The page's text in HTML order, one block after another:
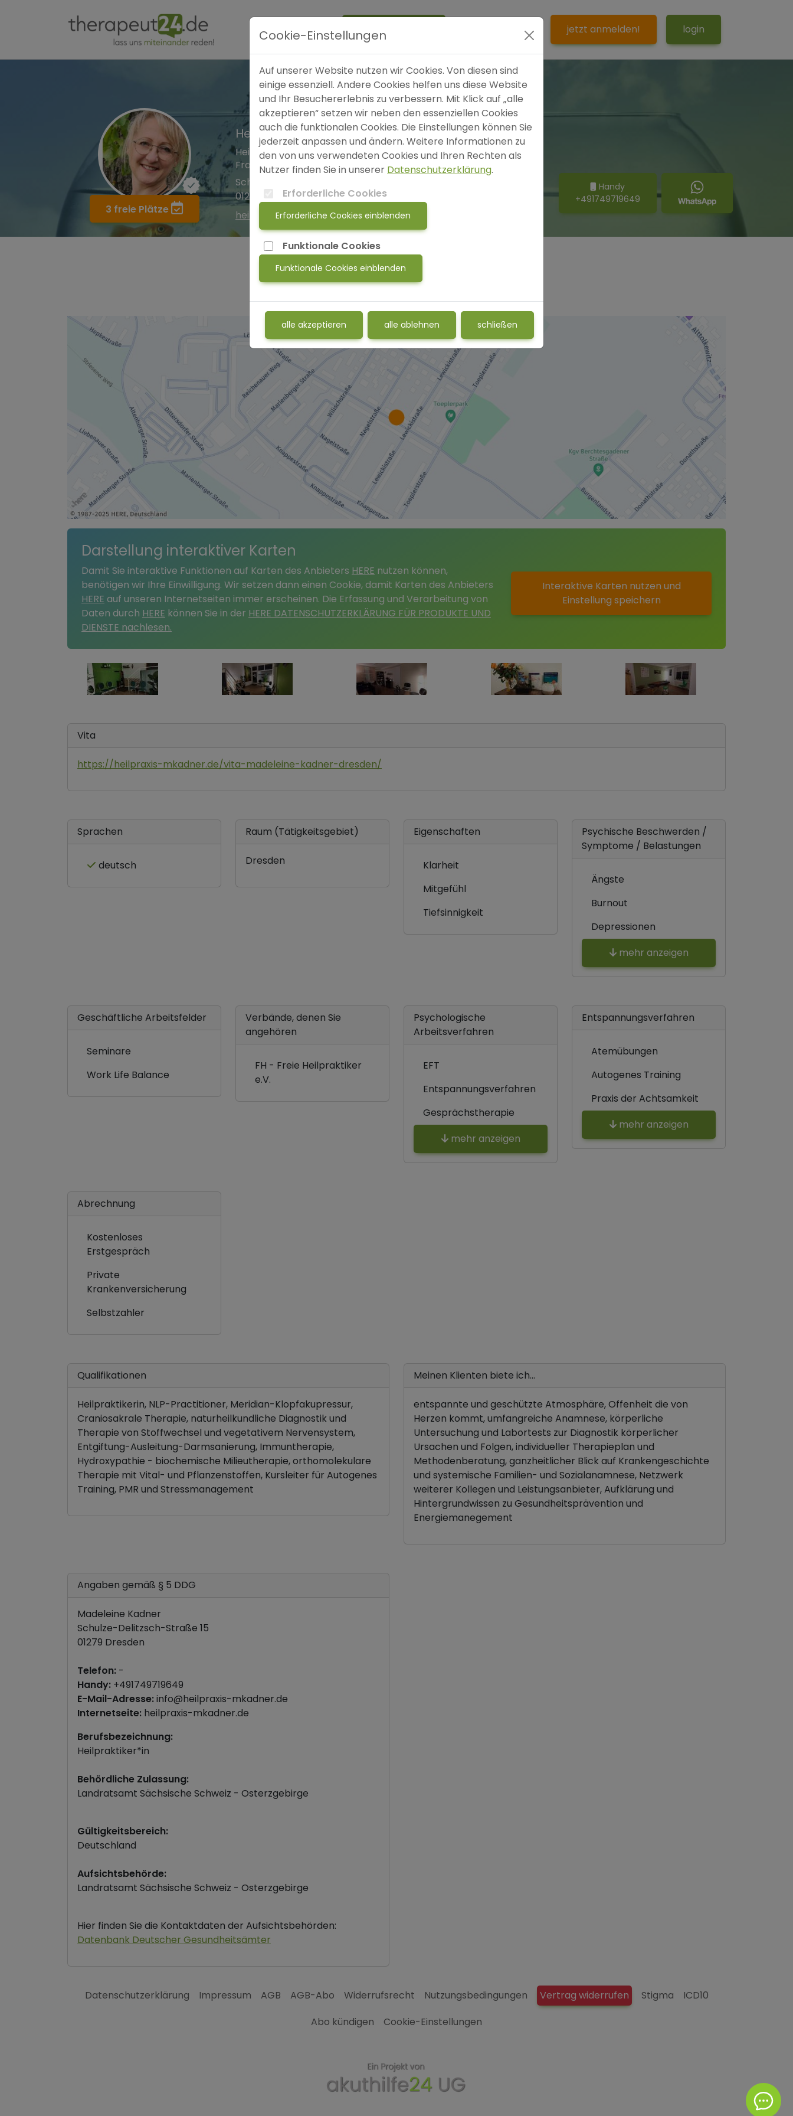
SOS jetzt anmelden! login
3 freie Plätze
Heilpraxis
Heilpraktiker*in
Frau Madeleine Kadner
Schulze-Delitzsch-Straße 15
01279 Dresden
heilpraxis-mkadner.de
Handy
+491749719649
Darstellung interaktiver Karten
Damit Sie interaktive Funktionen auf Karten des Anbieters HERE nutzen können,
benötigen wir Ihre Einwilligung. Wir setzen dann einen Cookie, damit Karten des Anbieters
HERE auf unseren Internetseiten immer erscheinen. Die Erfassung und Verarbeitung von
Daten durch HERE können Sie in der HERE DATENSCHUTZERKLÄRUNG FÜR PRODUKTE UND
DIENSTE nachlesen.
Interaktive Karten nutzen und
Einstellung speichern
Vita
https://heilpraxis-mkadner.de/vita-madeleine-kadner-dresden/
Sprachen
deutsch
Raum (Tätigkeitsgebiet)
Dresden
Eigenschaften
Klarheit
Mitgefühl
Tiefsinnigkeit
Psychische Beschwerden /
Symptome / Belastungen
Ängste
Burnout
Depressionen
mehr anzeigen
Geschäftliche Arbeitsfelder
Seminare
Work Life Balance
Verbände, denen Sie
angehören
FH - Freie Heilpraktiker
e.V.
Psychologische
Arbeitsverfahren
EFT
Entspannungsverfahren
Gesprächstherapie
mehr anzeigen
Entspannungsverfahren
Atemübungen
Autogenes Training
Praxis der Achtsamkeit
mehr anzeigen
Abrechnung
Kostenloses
Erstgespräch
Private
Krankenversicherung
Selbstzahler
Qualifikationen
Heilpraktikerin, NLP-Practitioner, Meridian-Klopfakupressur,
Craniosakrale Therapie, naturheilkundliche Diagnostik und
Therapie von Stoffwechsel und vegetativem Nervensystem,
Entgiftung-Ausleitung-Darmsanierung, Immuntherapie,
Hydroxypathie - biochemische Milieutherapie, orthomolekulare
Therapie mit Vital- und Pflanzenstoffen, Kursleiter für Autogenes
Training, PMR und Stressmanagement
Meinen Klienten biete ich...
entspannte und geschützte Atmosphäre, Offenheit die von
Herzen kommt, umfangreiche Anamnese, körperliche
Untersuchung und Labortests zur Diagnostik körperlicher
Ursachen und Folgen, individueller Therapieplan und
Methodenberatung, ganzheitlicher Blick auf Krankengeschichte
und systemische Familien- und Sozialanamnese, Netzwerk
weiterer Kollegen und Leistungsanbieter, Aufklärung und
Hintergrundwissen zu Gesundheitsprävention und
Energiemanegement
Angaben gemäß § 5 DDG
Madeleine Kadner
Schulze-Delitzsch-Straße 15
01279 Dresden
Telefon: -
Handy: +491749719649
E-Mail-Adresse:info@heilpraxis-mkadner.de
Internetseite: heilpraxis-mkadner.de
Berufsbezeichnung:
Heilpraktiker*in
Behördliche Zulassung:
Landratsamt Sächsische Schweiz - Osterzgebirge
Gültigkeitsbereich:
Deutschland
Aufsichtsbehörde:
Landratsamt Sächsische Schweiz - Osterzgebirge
Hier finden Sie die Kontaktdaten der Aufsichtsbehörden:
Datenbank Deutscher Gesundheitsämter
Datenschutzerklärung Impressum AGB AGB-Abo Widerrufsrecht Nutzungsbedingungen Vertrag widerrufen Stigma
ICD10
Abo kündigen
Cookie-Einstellungen
Cookie-Einstellungen
Auf unserer Website nutzen wir Cookies. Von diesen sind
einige essenziell. Andere Cookies helfen uns diese Website
und Ihr Besuchererlebnis zu verbessern. Mit Klick auf „alle
akzeptieren“ setzen wir neben den essenziellen Cookies
auch die funktionalen Cookies. Die Einstellungen können Sie
jederzeit anpassen und ändern. Weitere Informationen zu
den von uns verwendeten Cookies und Ihren Rechten als
Nutzer finden Sie in unserer Datenschutzerklärung.
Erforderliche Cookies
Erforderliche Cookies einblenden
Funktionale Cookies
Funktionale Cookies einblenden
alle akzeptieren alle ablehnen schließen